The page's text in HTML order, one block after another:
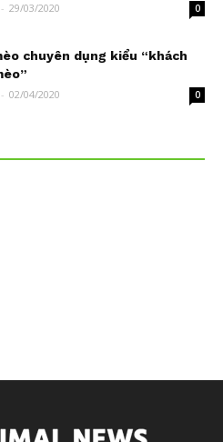
- 29/03/2020 0
chuyên dụng kiểu “khách
- 02/04/2020 0